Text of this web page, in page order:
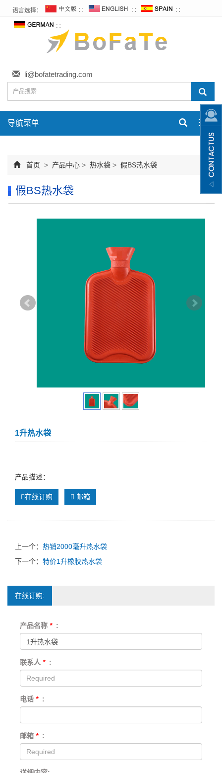
语言选择： ∷ ∷ ∷
∷
li@bofatetrading.com
导航菜单
首页 > 产品中心 > 热水袋 > 假BS热水袋
假BS热水袋
1升热水袋
产品描述：
在线订购 邮箱
上一个： 热销2000毫升热水袋
下一个： 特价1升橡胶热水袋
在线订购:
产品名称 * :
联系人 * :
电话 * :
邮箱 * :